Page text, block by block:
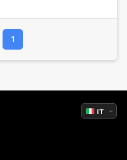
1
IT